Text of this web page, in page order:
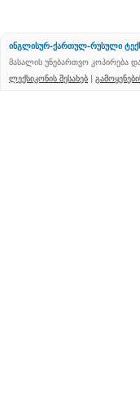
ინგლისურ-ქართულ-რუსული
მასალის უნებართვო კოპირება
ლექსიკონის შესახებ |